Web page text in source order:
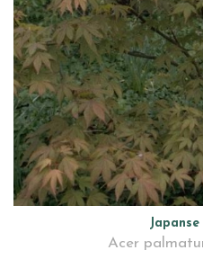
Acer